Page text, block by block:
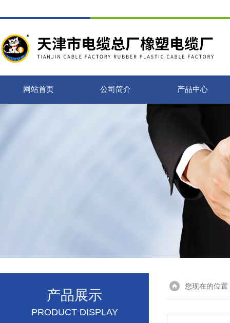
网站首页 公司简介 产品中心
产品展示
PRODUCT DISPLAY
您现在的位置